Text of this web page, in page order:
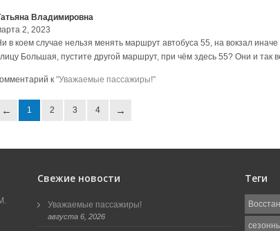
Владимировна
2, 2023
в коем случае нельзя менять маршрут автобуса 55, на вокзал
Большая, пустите другой маршрут, при чём здесь 55? Они и так
к "Уважаемые пассажиры!"
1 2 3 4
Свежие новости
Уважаемые пассажиры!
августа 6, 2026
Теги